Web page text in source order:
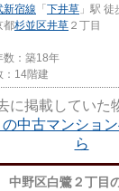
新宿線 「下井草 」駅
都杉並区井草 ２丁目
数：築18年
：14階建
に掲載していた
中古マンショ
ら
中野区白鷺２丁目